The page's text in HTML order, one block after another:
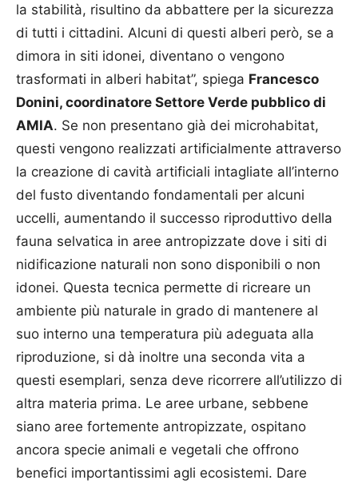
la stabilità, risultino da abbattere per la sicurezza
di tutti i cittadini. Alcuni di questi alberi però, se a
dimora in siti idonei, diventano o vengono
trasformati in alberi habitat”, spiega Francesco
Donini, coordinatore Settore Verde pubblico di
AMIA. Se non presentano già dei microhabitat,
questi vengono realizzati artificialmente attraverso
la creazione di cavità artificiali intagliate all’interno
del fusto diventando fondamentali per alcuni
uccelli, aumentando il successo riproduttivo della
fauna selvatica in aree antropizzate dove i siti di
nidificazione naturali non sono disponibili o non
idonei. Questa tecnica permette di ricreare un
ambiente più naturale in grado di mantenere al
suo interno una temperatura più adeguata alla
riproduzione, si dà inoltre una seconda vita a
questi esemplari, senza deve ricorrere all’utilizzo di
altra materia prima. Le aree urbane, sebbene
siano aree fortemente antropizzate, ospitano
ancora specie animali e vegetali che offrono
benefici importantissimi agli ecosistemi. Dare